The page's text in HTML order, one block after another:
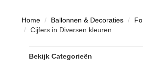
Home Ballonnen & Decoraties
Cijfers in Diversen kleuren
Bekijk Categorieën